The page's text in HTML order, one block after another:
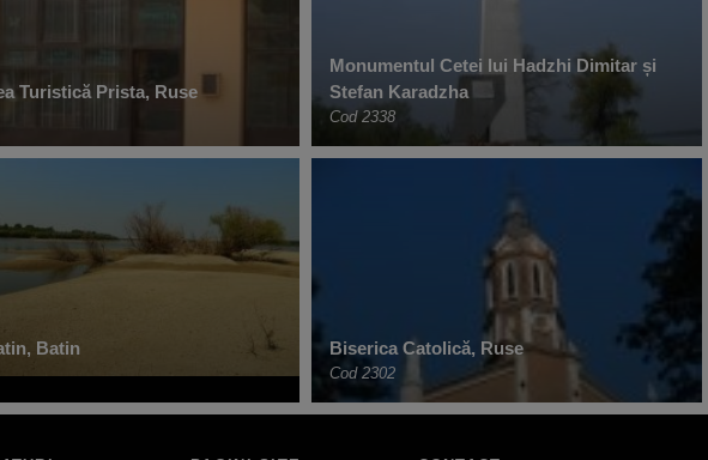
Turistică Prista, Ruse
Monumentul Cetei lui Hadzhi Dimitar și
Stefan Karadzha
Cod 2338
Batin Biserica Catolică, Ruse
Cod 2302